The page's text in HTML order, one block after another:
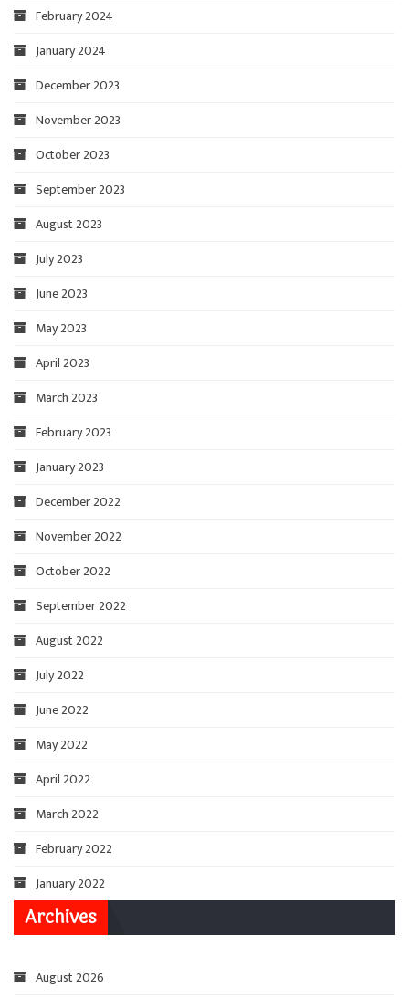
February 2024
January 2024
December 2023
November 2023
October 2023
September 2023
August 2023
July 2023
June 2023
May 2023
April 2023
March 2023
February 2023
January 2023
December 2022
November 2022
October 2022
September 2022
August 2022
July 2022
June 2022
May 2022
April 2022
March 2022
February 2022
January 2022
Archives
August 2026